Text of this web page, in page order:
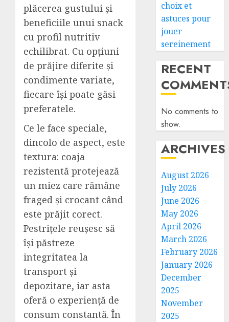
plăcerea gustului și
beneficiile unui snack
cu profil nutritiv
echilibrat. Cu opțiuni
de prăjire diferite și
condimente variate,
fiecare își poate găsi
preferatele.
Ce le face speciale,
dincolo de aspect, este
textura: coaja
rezistentă protejează
un miez care rămâne
fraged și crocant când
este prăjit corect.
Pestrițele reușesc să
își păstreze
integritatea la
transport și
depozitare, iar asta
oferă o experiență de
consum constantă. În
choix et
astuces pour
jouer
sereinement
RECENT
No comments to
show.
ARCHIVES
August 2026
July 2026
June 2026
May 2026
April 2026
March 2026
February 2026
January 2026
December
2025
November
2025